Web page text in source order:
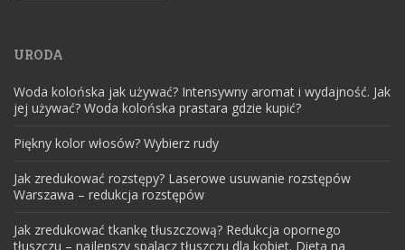
URODA
Woda kolońska jak używać? Intensywny aromat i wydajność. Jak
jej używać? Woda kolońska prastara gdzie kupić?
Piękny kolor włosów? Wybierz rudy
Jak zredukować rozstępy? Laserowe usuwanie rozstępów
Warszawa – redukcja rozstępów
Jak zredukować tkankę tłuszczową? Redukcja opornego
tłuszczu – najlepszy spalacz tłuszczu dla kobiet. Dieta na